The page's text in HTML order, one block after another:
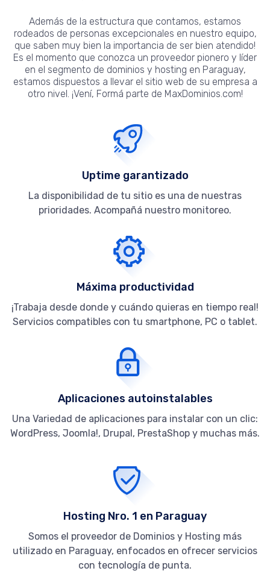
Además de la estructura que contamos, estamos
rodeados de personas excepcionales en nuestro equipo,
que saben muy bien la importancia de ser bien atendido!
Es el momento que conozca un proveedor pionero y líder
en el segmento de dominios y hosting en Paraguay,
estamos dispuestos a llevar el sitio web de su empresa a
otro nivel. ¡Vení, Formá parte de MaxDominios.com!
Uptime garantizado
La disponibilidad de tu sitio es una de nuestras
prioridades. Acompañá nuestro monitoreo.
Máxima productividad
¡Trabaja desde donde y cuándo quieras en tiempo real!
Servicios compatibles con tu smartphone, PC o tablet.
Aplicaciones autoinstalables
Una Variedad de aplicaciones para instalar con un clic:
WordPress, Joomla!, Drupal, PrestaShop y muchas más.
Hosting Nro. 1 en Paraguay
Somos el proveedor de Dominios y Hosting más
utilizado en Paraguay, enfocados en ofrecer servicios
con tecnología de punta.